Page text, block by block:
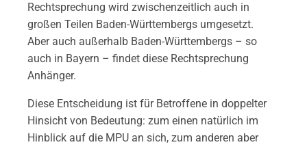
Rechtsprechung wird zwischenzeitlich auch in
großen Teilen Baden-Württembergs umgesetzt.
Aber auch außerhalb Baden-Württembergs – so
auch in Bayern – findet diese Rechtsprechung
Anhänger.
Diese Entscheidung ist für Betroffene in doppelter
Hinsicht von Bedeutung: zum einen natürlich im
Hinblick auf die MPU an sich, zum anderen aber